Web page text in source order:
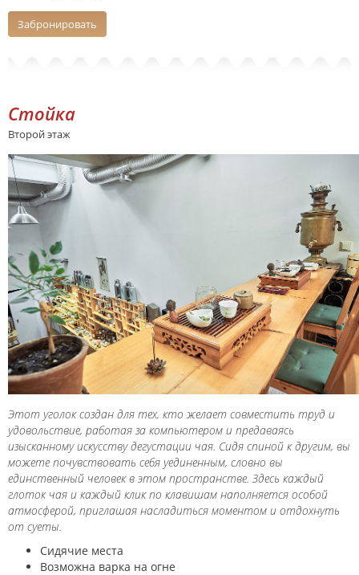
Забронировать
Стойка
Второй этаж
Этот уголок создан для тех, кто желает совместить труд и
удовольствие, работая за компьютером и предаваясь
изысканному искусству дегустации чая. Сидя спиной к другим, вы
можете почувствовать себя уединенным, словно вы
единственный человек в этом пространстве. Здесь каждый
глоток чая и каждый клик по клавишам наполняется особой
атмосферой, приглашая насладиться моментом и отдохнуть
от суеты.
Сидячие места
Возможна варка на огне